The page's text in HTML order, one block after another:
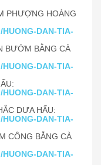
PHƯỢNG HOÀNG
HUONG-DAN-TIA-
BƯỚM BẰNG CÀ
HUONG-DAN-TIA-
HUONG-DAN-TIA-
DƯA HẤU:
HUONG-DAN-TIA-
CÔNG BẰNG CÀ
HUONG-DAN-TIA-